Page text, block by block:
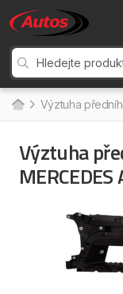
Výztuha
Výztuha